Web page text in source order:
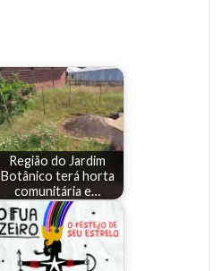
Região do Jardim
Botânico terá horta
comunitária e…